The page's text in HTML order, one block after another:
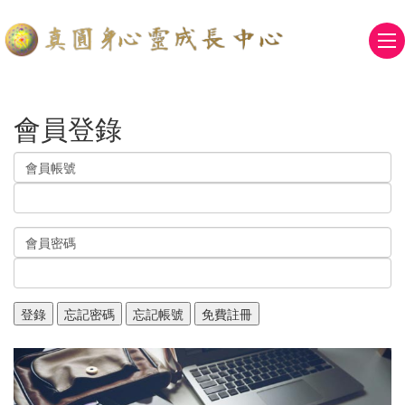
會員登錄
會員帳號
會員密碼